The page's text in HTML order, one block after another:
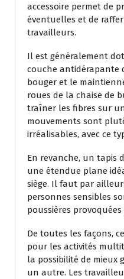
accessoire permet de
éventuelles et de
travailleurs.
Il est généralement
couche antidérapante
bouger et le
roues de la chaise de
traîner les fibres sur
mouvements sont
irréalisables, avec ce
En revanche, un tapis
une étendue plane
siège. Il faut par
personnes sensibles
poussières
De toutes les façons,
pour les activités
la possibilité de mieux
un autre. Les